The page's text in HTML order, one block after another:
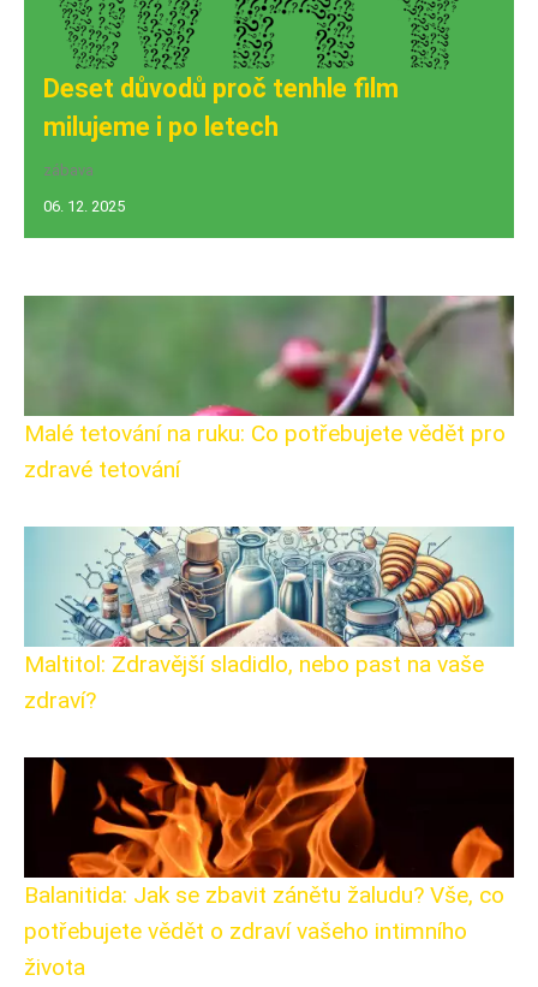
Deset důvodů proč tenhle film
milujeme i po letech
zábava
06. 12. 2025
Malé tetování na ruku: Co potřebujete vědět pro
zdravé tetování
Maltitol: Zdravější sladidlo, nebo past na vaše
zdraví?
Balanitida: Jak se zbavit zánětu žaludu? Vše, co
potřebujete vědět o zdraví vašeho intimního
života